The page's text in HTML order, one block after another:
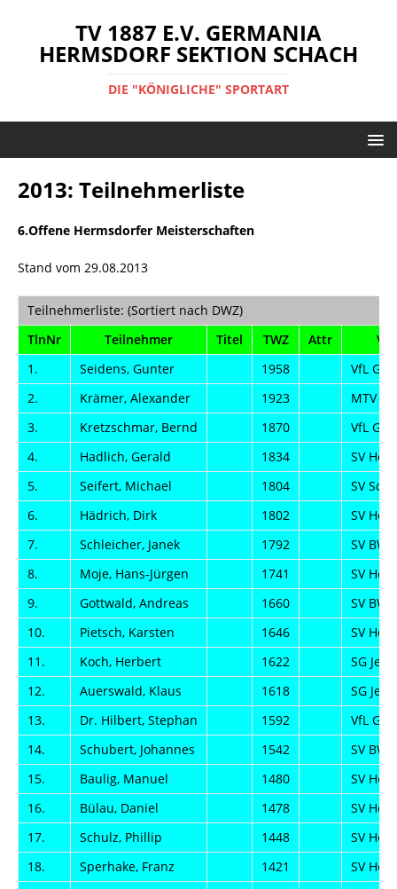
TV 1887 E.V. GERMANIA
HERMSDORF SEKTION SCHACH
DIE "KÖNIGLICHE" SPORTART
2013: Teilnehmerliste
6.Offene Hermsdorfer Meisterschaften
Stand vom 29.08.2013
Teilnehmerliste: (Sortiert nach DWZ)
TlnNr
Teilnehmer Titel TWZ Attr
1.
Seidens, Gunter 1958
VfL
2.
Krämer, Alexander 1923
MTV
3.
Kretzschmar, Bernd 1870
VfL
4.
Hadlich, Gerald 1834
SV
5.
Seifert, Michael 1804
SV
6.
Hädrich, Dirk 1802
SV
7.
Schleicher, Janek 1792
SV BW
8.
Moje, Hans-Jürgen 1741
SV
9.
Gottwald, Andreas 1660
SV BW
10.
Pietsch, Karsten 1646
SV
11.
Koch, Herbert 1622
SG
12.
Auerswald, Klaus 1618
SG
13.
Dr. Hilbert, Stephan 1592
VfL
14.
Schubert, Johannes 1542
SV BW
15.
Baulig, Manuel 1480
SV
16.
Bülau, Daniel 1478
SV
17.
Schulz, Phillip 1448
SV
18.
Sperhake, Franz 1421
SV